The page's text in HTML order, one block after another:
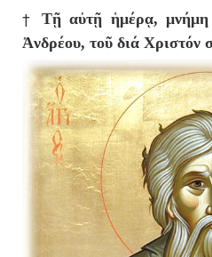
† Τῇ αὐτῇ ἡμέρᾳ,
Ἀνδρέου, τοῦ διά Χριστόν